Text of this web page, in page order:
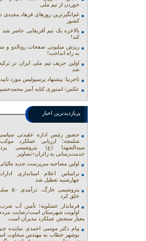
خوردن از تیم ملی
غم‌انگیزترین روزهای فرهاد مجیدی
کشور
بالاخره یک تیم آفریقایی حاضر شد
کند!
ریزش میلیونی صفحات رونالدو و
به راه انداخت!
اولین حریف تیم ملی ایران در
شد
تاجرنیا: پیشنهاد پرسپولیس مورد
عکس/ استوری کنایه آمیز
پربازدیدترین اخبار
حضور رئیس اداره عقیدتی
شلمچه؛ ارزیابی عملکرد
سیدالشهدا (ع) پتروشیمی
خدمت‌رسانی به زائران+تصاویر
اولین مصاحبه سرپرست جدید
براساس اعلام استانداری
چهارشنبه تعطیل شد
پتروشیمی
خلق کرد
فرماندار عسلویه؛ تأمین آب
اولویت شهرستان است/رضایت
معیار سنجش عملکرد مدیران است
پیام دکتر موسی احمدی نماینده
بوشهر خطاب به مهندس سخاوت